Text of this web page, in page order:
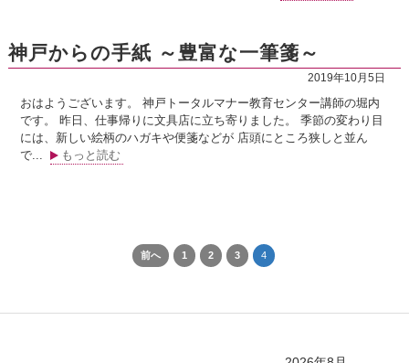
神戸からの手紙 ～豊富な一筆箋～
2019年10月5日
おはようございます。 神戸トータルマナー教育センター講師の堀内
です。 昨日、仕事帰りに文具店に立ち寄りました。 季節の変わり目
には、新しい絵柄のハガキや便箋などが 店頭にところ狭しと並ん
で...
もっと読む
前へ 1 2 3 4